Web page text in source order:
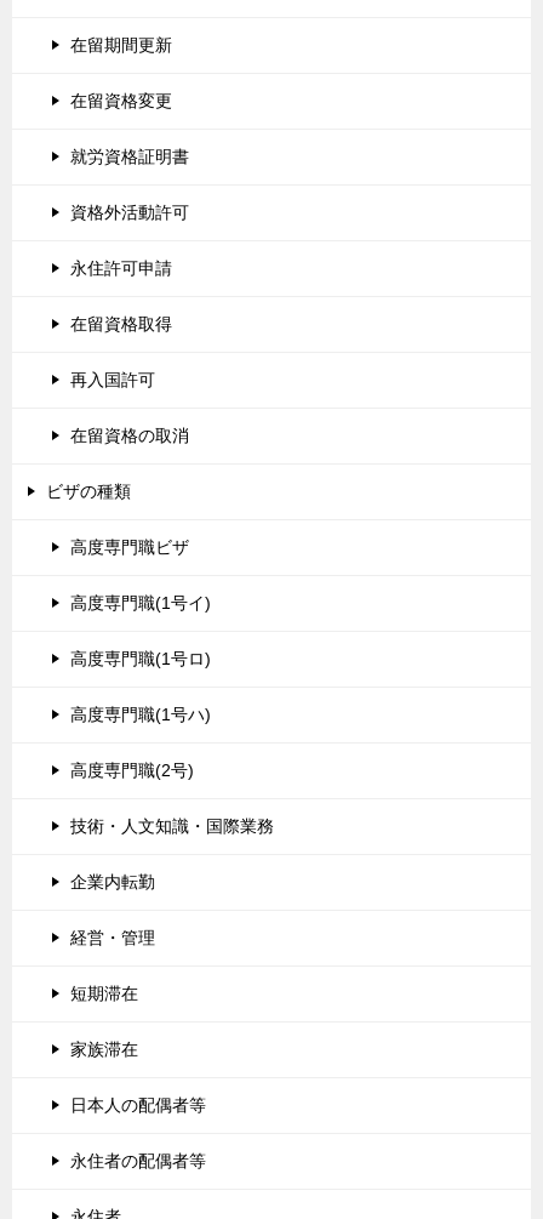
在留期間更新
在留資格変更
就労資格証明書
資格外活動許可
永住許可申請
在留資格取得
再入国許可
在留資格の取消
ビザの種類
高度専門職ビザ
高度専門職(1号イ)
高度専門職(1号ロ)
高度専門職(1号ハ)
高度専門職(2号)
技術・人文知識・国際業務
企業内転勤
経営・管理
短期滞在
家族滞在
日本人の配偶者等
永住者の配偶者等